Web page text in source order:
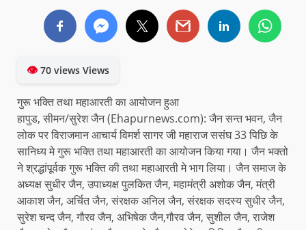
👁70 views Views
गुरू भक्ति तथा महाआरती का आयोजन हुआ
हापुड, सीमन/सुरेश जैन (Ehapurnews.com): जैन सन्त भवन, जैन
लोक पर विराजमान आचार्य विमर्श सागर जी महाराज ससंघ 33 पिछि के
सानिध्य मे गुरू भक्ति तथा महाआरती का आयोजन किया गया। जैन भक्तो
ने श्रद्धांपूर्वक गुरू भक्ति की तथा महाआरती मे भाग लिया। जैन समाज के
अध्यक्ष सुधीर जैन, उपाध्यक्ष पुलकित जैन, महामंत्री अशोक जैन, मंत्री
आकाश जैन, अर्चित जैन, संरक्षक अनिल जैन, संरक्षक सदस्य सुधीर जैन,
सुरेश चन्द जैन, गौरव जैन, अभिषेक जैन,गौरव जैन, सुशील जैन, राजेश